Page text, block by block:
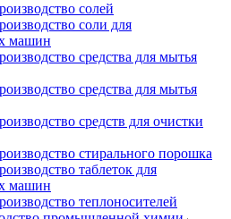
солей
соли для
машин
средства для мытья
средства для мытья
средств для очистки
стирального порошка
таблеток для
машин
теплоносителей